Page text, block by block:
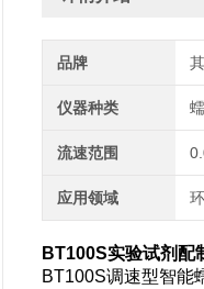
品牌
仪器种类
流速范围
应用领域
BT100S实验试剂配
BT100S调速型智能